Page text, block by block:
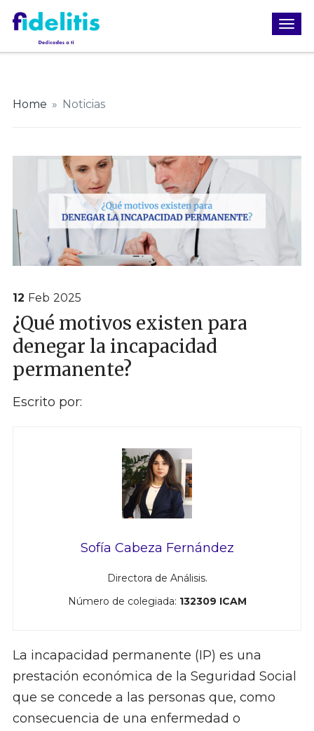
Home » Noticias
12 Feb 2025
¿Qué motivos existen para
denegar la incapacidad
permanente?
Escrito por:
Sofía Cabeza Fernández
Directora de Análisis.
Número de colegiada: 132309 ICAM
La incapacidad permanente (IP) es una
prestación económica de la Seguridad Social
que se concede a las personas que, como
consecuencia de una enfermedad o